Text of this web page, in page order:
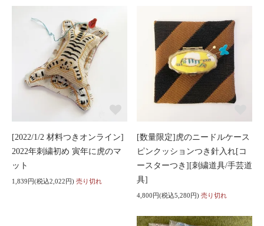
[2022/1/2 材料つきオンライン]
2022年刺繍初め 寅年に虎のマ
ット
1,839円(税込2,022円) 売り切れ
[数量限定]虎のニードルケース
ピンクッションつき針入れ[コ
ースターつき][刺繍道具/手芸道
具]
4,800円(税込5,280円) 売り切れ